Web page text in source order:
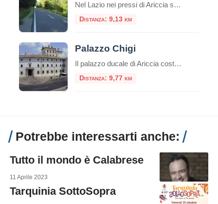
Nel Lazio nei pressi di Ariccia sui Castelli Romani esiste una strada magica, la “Salita Stregata” o “Salita del Diavolo“: lungo una salita rettilinea, ogni cosa lasciata libera sul suolo, invece di scendere inizia a salire! La strada si trova precisamente al Km. 11,600 della Strada Statale 218, a pochi passi da Roma. Questo insolito […]
Distanza: 9,13 km
Palazzo Chigi
Il palazzo ducale di Ariccia costituisce un esempio unico di dimora barocca rimasta inalterata nel suo contesto ambientale e nel suo arredamento originario, a documentare il fasto di una delle più grandi casate papali italiane: i Chigi, già proprie
Distanza: 9,77 km
Potrebbe interessarti anche:
Tutto il mondo è Calabrese
11 Aprile 2023
Tarquinia SottoSopra